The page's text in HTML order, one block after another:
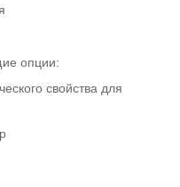
опции:
свойства для